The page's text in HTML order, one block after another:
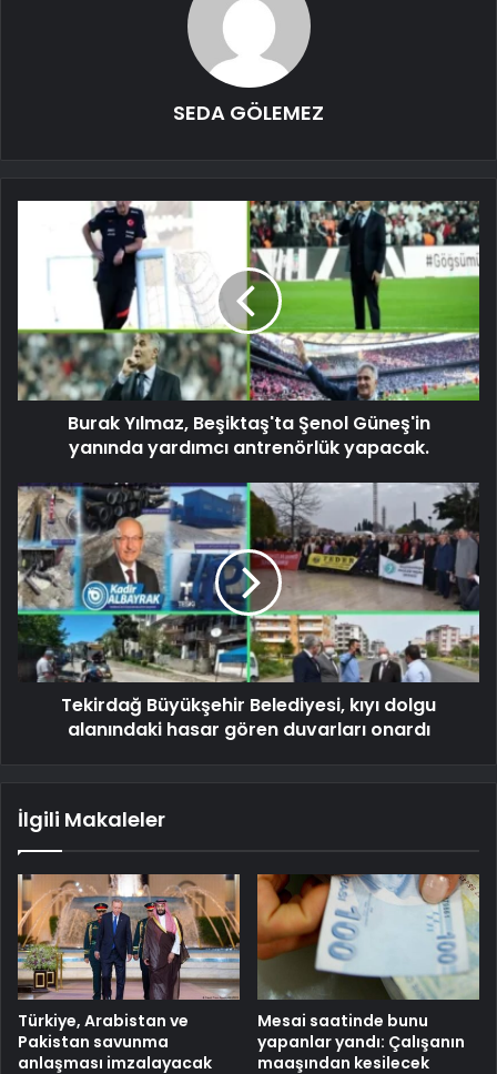
SEDA GÖLEMEZ
Burak Yılmaz, Beşiktaş'ta Şenol Güneş'in
yanında yardımcı antrenörlük yapacak.
Tekirdağ Büyükşehir Belediyesi, kıyı dolgu
alanındaki hasar gören duvarları onardı
İlgili Makaleler
Türkiye, Arabistan ve
Pakistan savunma
anlaşması imzalayacak
Mesai saatinde bunu
yapanlar yandı: Çalışanın
maaşından kesilecek